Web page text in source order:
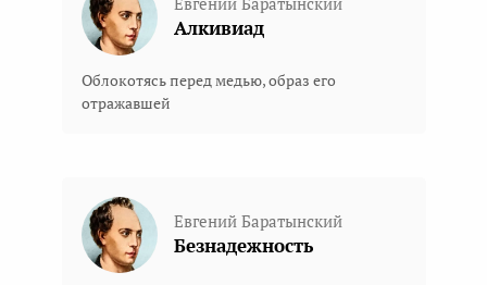
Евгений Баратынский
Алкивиад
Облокотясь перед медью, образ его
отражавшей
Евгений Баратынский
Безнадежность